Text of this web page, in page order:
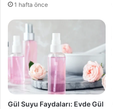
1 hafta önce
Gül Suyu Faydaları: Evde Gül